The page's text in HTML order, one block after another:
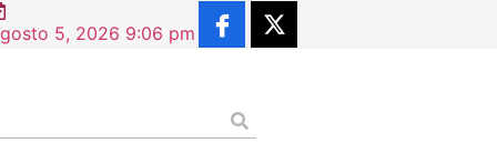
5, 2026 9:06 pm